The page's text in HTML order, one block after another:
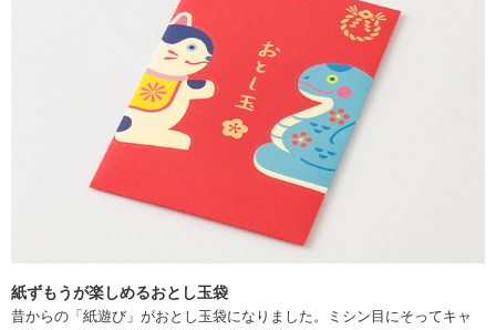
紙ずもうが楽しめるおとし玉袋
昔からの「紙遊び」がおとし玉袋になりました。ミシン目にそってキャ